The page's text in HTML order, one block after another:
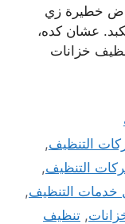
خطيرة زي
عشان كده،
خزانات
التنظيف,
التنظيف,
خدمات التنظيف,
, تنظيف